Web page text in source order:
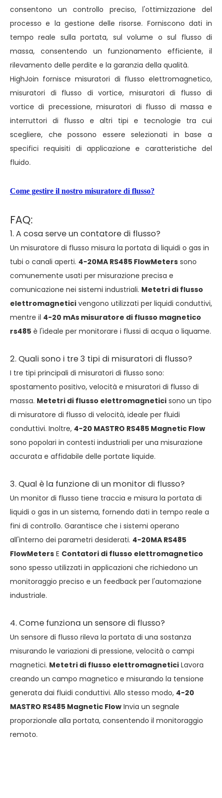
consentono un controllo preciso, l'ottimizzazione del
processo e la gestione delle risorse. Forniscono dati in
tempo reale sulla portata, sul volume o sul flusso di
massa, consentendo un funzionamento efficiente, il
rilevamento delle perdite e la garanzia della qualità.
HighJoin fornisce misuratori di flusso elettromagnetico,
misuratori di flusso di vortice, misuratori di flusso di
vortice di precessione, misuratori di flusso di massa e
interruttori di flusso e altri tipi e tecnologie tra cui
scegliere, che possono essere selezionati in base a
specifici requisiti di applicazione e caratteristiche del
fluido.
Come gestire il nostro misuratore di flusso?
FAQ:
1. A cosa serve un contatore di flusso?
Un misuratore di flusso misura la portata di liquidi o gas in
tubi o canali aperti. 4-20MA RS485 FlowMeters sono
comunemente usati per misurazione precisa e
comunicazione nei sistemi industriali. Metetri di flusso
elettromagnetici vengono utilizzati per liquidi conduttivi,
mentre il 4-20 mAs misuratore di flusso magnetico
rs485 è l'ideale per monitorare i flussi di acqua o liquame.
2. Quali sono i tre 3 tipi di misuratori di flusso?
I tre tipi principali di misuratori di flusso sono:
spostamento positivo, velocità e misuratori di flusso di
massa. Metetri di flusso elettromagnetici sono un tipo
di misuratore di flusso di velocità, ideale per fluidi
conduttivi. Inoltre, 4-20 MASTRO RS485 Magnetic Flow
sono popolari in contesti industriali per una misurazione
accurata e affidabile delle portate liquide.
3. Qual è la funzione di un monitor di flusso?
Un monitor di flusso tiene traccia e misura la portata di
liquidi o gas in un sistema, fornendo dati in tempo reale a
fini di controllo. Garantisce che i sistemi operano
all'interno dei parametri desiderati. 4-20MA RS485
FlowMeters E Contatori di flusso elettromagnetico
sono spesso utilizzati in applicazioni che richiedono un
monitoraggio preciso e un feedback per l'automazione
industriale.
4. Come funziona un sensore di flusso?
Un sensore di flusso rileva la portata di una sostanza
misurando le variazioni di pressione, velocità o campi
magnetici. Metetri di flusso elettromagnetici Lavora
creando un campo magnetico e misurando la tensione
generata dai fluidi conduttivi. Allo stesso modo, 4-20
MASTRO RS485 Magnetic Flow Invia un segnale
proporzionale alla portata, consentendo il monitoraggio
remoto.